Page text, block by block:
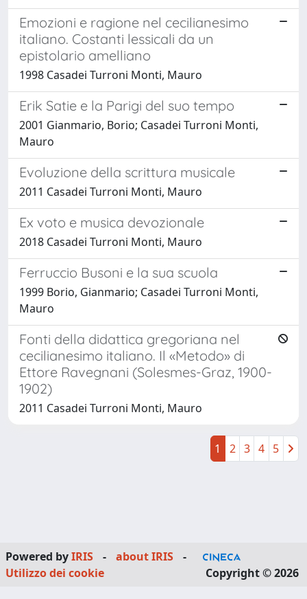
Emozioni e ragione nel cecilianesimo
italiano. Costanti lessicali da un
epistolario amelliano
1998 Casadei Turroni Monti, Mauro
Erik Satie e la Parigi del suo tempo
2001 Gianmario, Borio; Casadei Turroni Monti,
Mauro
Evoluzione della scrittura musicale
2011 Casadei Turroni Monti, Mauro
Ex voto e musica devozionale
2018 Casadei Turroni Monti, Mauro
Ferruccio Busoni e la sua scuola
1999 Borio, Gianmario; Casadei Turroni Monti,
Mauro
Fonti della didattica gregoriana nel
cecilianesimo italiano. Il «Metodo» di
Ettore Ravegnani (Solesmes-Graz, 1900-
1902)
2011 Casadei Turroni Monti, Mauro
1 2 3 4 5
Powered byIRIS - about IRIS
-
Utilizzo dei cookie
Copyright © 2026